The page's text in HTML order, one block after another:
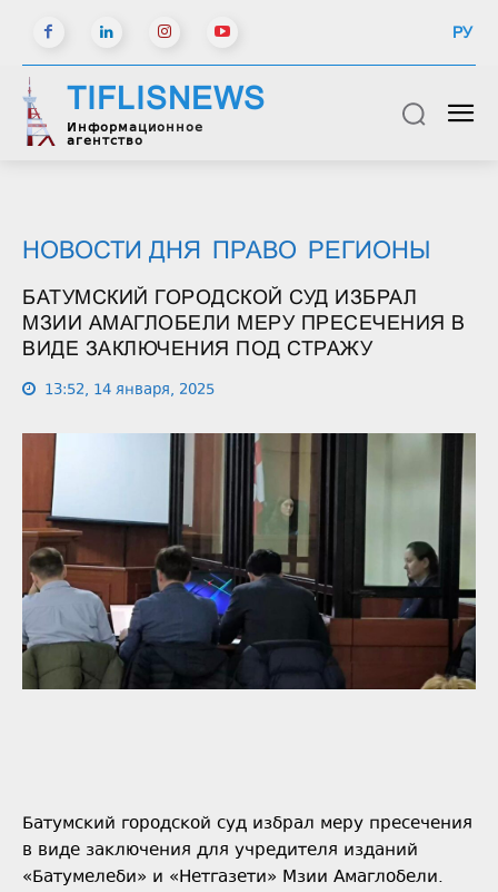
РУ
TIFLISNEWS
Информационное
агентство
НОВОСТИ ДНЯ ПРАВО РЕГИОНЫ
БАТУМСКИЙ ГОРОДСКОЙ СУД ИЗБРАЛ
МЗИИ АМАГЛОБЕЛИ МЕРУ ПРЕСЕЧЕНИЯ В
ВИДЕ ЗАКЛЮЧЕНИЯ ПОД СТРАЖУ
13:52, 14 января, 2025
Батумский городской суд избрал меру пресечения
в виде заключения для учредителя изданий
«Батумелеби» и «Нетгазети» Мзии Амаглобели.